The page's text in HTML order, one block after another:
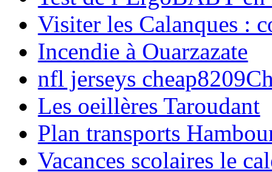
Visiter les Calanques :
Incendie à Ouarzazate
nfl jerseys
Les oeillères Taroudant
Plan transports
Vacances scolaires le